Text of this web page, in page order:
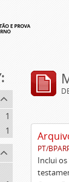
1
1
PT/
Inclui